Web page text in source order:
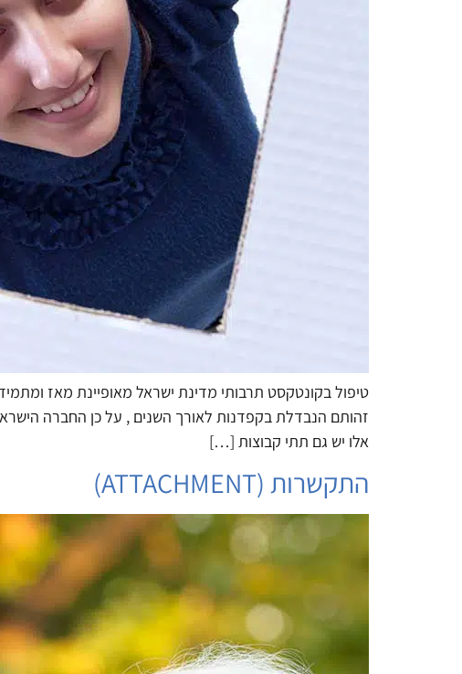
טיפול בקונטקסט תרבותי מדינת ישראל מאופיינת מאז
זהותם הנבדלת בקפדנות לאורך השנים , על כן החברה
אלו יש גם תתי קבוצות […]
התקשרות (ATTACHMENT)